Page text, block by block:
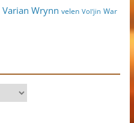
Varian Wrynn velen Vol'jin War